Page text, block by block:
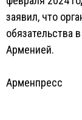
заявил, что
обязательства
Арменией.
Арменпресс